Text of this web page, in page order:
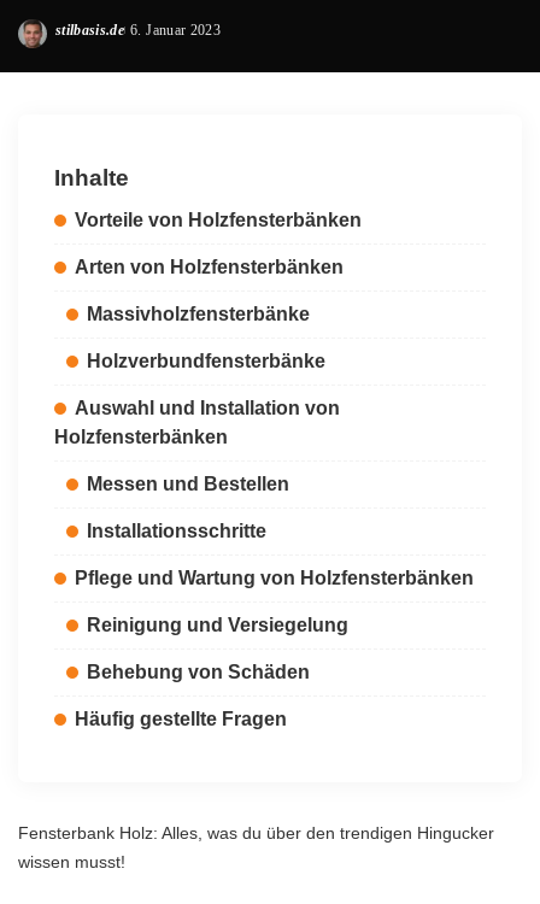
Posted
stilbasis.de 6. Januar 2023
Inhalte
Vorteile von Holzfensterbänken
Arten von Holzfensterbänken
Massivholzfensterbänke
Holzverbundfensterbänke
Auswahl und Installation von
Holzfensterbänken
Messen und Bestellen
Installationsschritte
Pflege und Wartung von Holzfensterbänken
Reinigung und Versiegelung
Behebung von Schäden
Häufig gestellte Fragen
Fensterbank Holz: Alles, was du über den trendigen Hingucker
wissen musst!